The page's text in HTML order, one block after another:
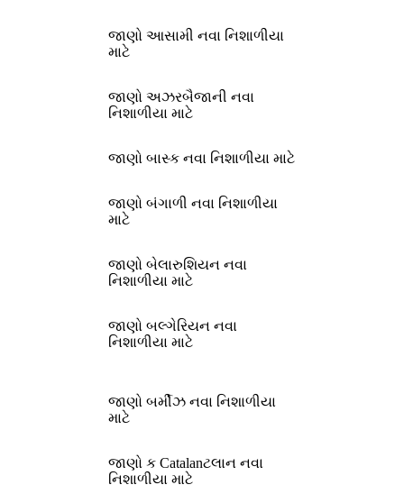
જાણો આસામી નવા નિશાળીયા
માટે
જાણો અઝરબૈજાની નવા
નિશાળીયા માટે
જાણો બાસ્ક નવા નિશાળીયા માટે
જાણો બંગાળી નવા નિશાળીયા
માટે
જાણો બેલારુશિયન નવા
નિશાળીયા માટે
જાણો બલ્ગેરિયન નવા
નિશાળીયા માટે
જાણો બર્મીઝ નવા નિશાળીયા
માટે
જાણો ક Catalanટલાન નવા
નિશાળીયા માટે